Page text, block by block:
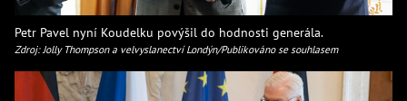
Petr Pavel nyní Koudelku povýšil do hodnosti generála.
Zdroj: Jolly Thompson a velvyslanectví Londýn/Publikováno se souhlasem